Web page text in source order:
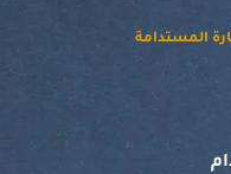
المستدامة